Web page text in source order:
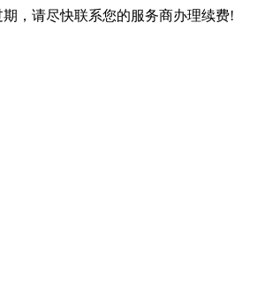
，请尽快联系您的服务商办理续费!